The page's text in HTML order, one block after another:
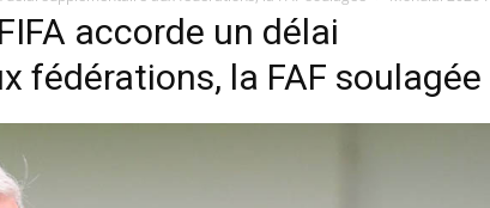
accorde un délai
fédérations, la FAF soulagée